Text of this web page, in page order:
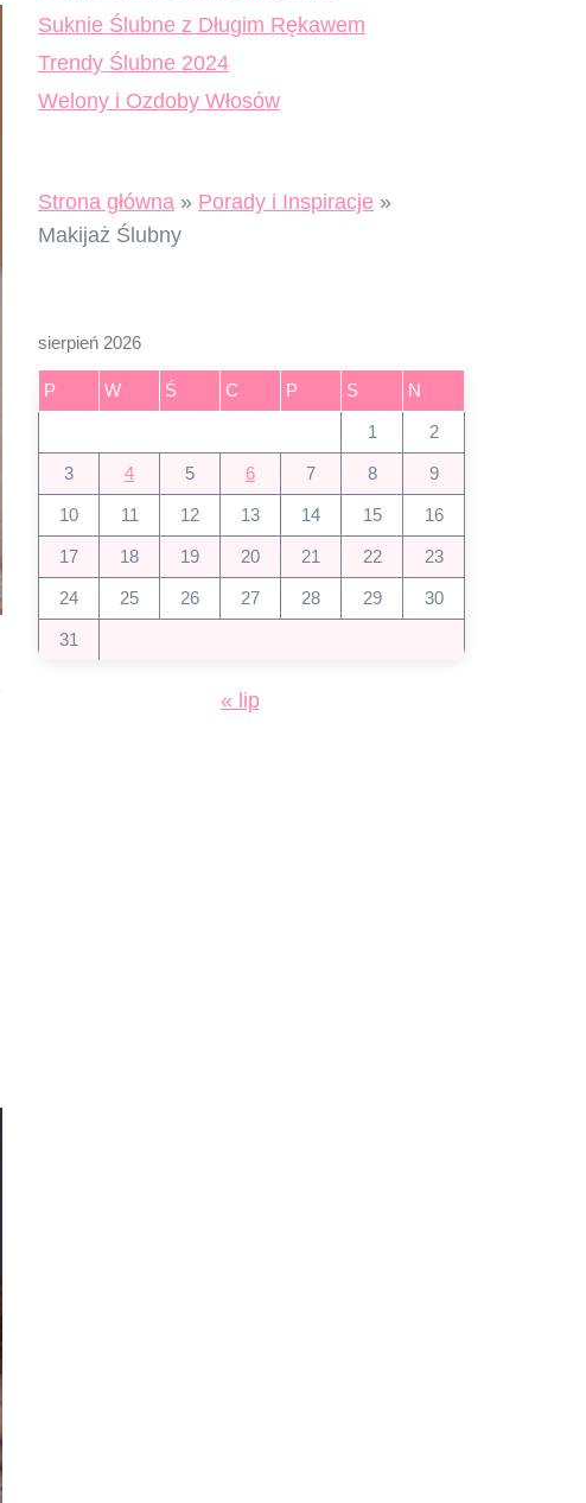
Suknie Ślubne z Długim Rękawem
Trendy Ślubne 2024
Welony i Ozdoby Włosów
Strona główna » Porady i Inspiracje »
Makijaż Ślubny
sierpień 2026
P W Ś C P S N
1 2
3 4 5 6 7 8 9
10 11 12 13 14 15 16
17 18 19 20 21 22 23
24 25 26 27 28 29 30
31
« lip